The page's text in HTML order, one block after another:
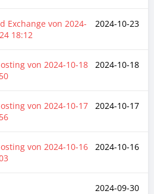
2024-10-23
Exchange von 2024-
18:12
2024-10-18
von 2024-10-18
2024-10-17
von 2024-10-17
2024-10-16
von 2024-10-16
2024-09-30